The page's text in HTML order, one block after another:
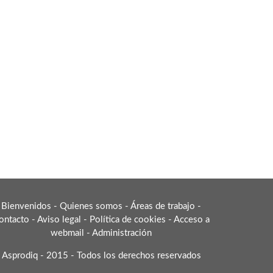
Bienvenidos - Quienes somos - Áreas de trabajo -
- Aviso legal - Política de cookies - Acceso a
webmail
- Administración
Asprodiq - 2015 - Todos los derechos reservados